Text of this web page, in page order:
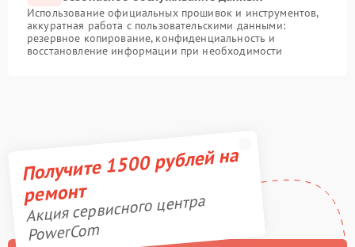
Использование официальных прошивок и инструментов,
аккуратная работа с пользовательскими данными:
резервное копирование, конфиденциальность и
восстановление информации при необходимости
Получите 1500 рублей на
ремонт
Акция сервисного центра
PowerCom